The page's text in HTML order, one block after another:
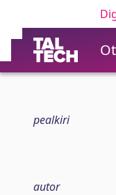
pealkiri
autor